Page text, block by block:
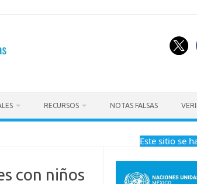
RECURSOS NOTAS FALSAS
Este sitio se
con niños